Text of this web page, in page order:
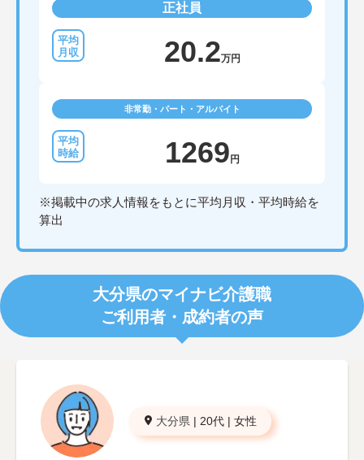
正社員
20.2万円
非常勤・パート・アルバイト
1269 円
※掲載中の求人情報をもとに平均月収・平均時給を
算出
大分県のマイナビ介護職
ご利用者・成約者の声
大分県 | 20代 | 女性